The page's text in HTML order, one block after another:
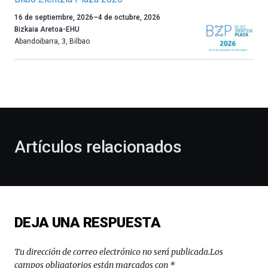
Un
año
más,
celebración
novena
Bilbo
(BZP),
16 de septiembre, 2026–4 de octubre, 2026
Bizkaia Aretoa-EHU
Abandoibarra, 3, Bilbao
Artículos relacionados
DEJA UNA RESPUESTA
Tu dirección de correo electrónico no será publicada.Los
campos obligatorios están marcados con *